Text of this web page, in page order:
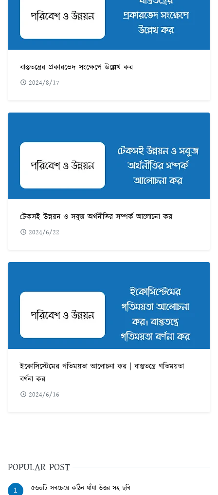
বাস্তুতন্ত্রের প্রকারভেদ সংক্ষেপে উল্লেখ কর
2024/8/17
টেকসই উন্নয়ন ও সবুজ অর্থনীতির সম্পর্ক আলোচনা কর
2024/6/22
ইকোসিস্টেমের গতিময়তা আলোচনা কর | বাস্তুতন্ত্রে গতিময়তা
বর্ণনা কর
2024/6/16
POPULAR POST
1 ৫৬০টি সবচেয়ে কঠিন ধাঁধা উত্তর সহ ছবি